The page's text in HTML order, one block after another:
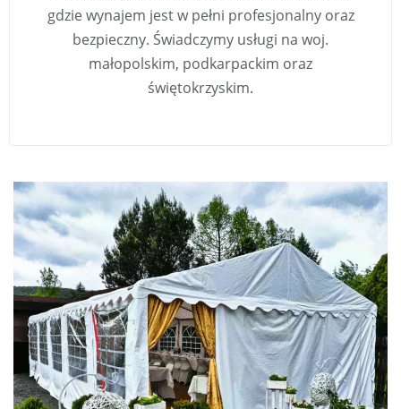
gdzie wynajem jest w pełni profesjonalny oraz
bezpieczny. Świadczymy usługi na woj.
małopolskim, podkarpackim oraz
świętokrzyskim.